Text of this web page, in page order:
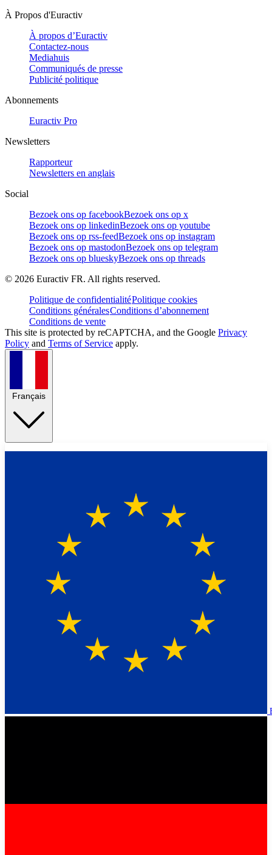
À Propos d'Euractiv
À propos d’Euractiv
Contactez-nous
Mediahuis
Communiqués de presse
Publicité politique
Abonnements
Euractiv Pro
Newsletters
Rapporteur
Newsletters en anglais
Social
Bezoek ons op facebookBezoek ons op x
Bezoek ons op linkedinBezoek ons op youtube
Bezoek ons op rss-feedBezoek ons op instagram
Bezoek ons op mastodonBezoek ons op telegram
Bezoek ons op blueskyBezoek ons op threads
© 2026 Euractiv FR. All rights reserved.
Politique de confidentialitéPolitique cookies
Conditions généralesConditions d’abonnement
Conditions de vente
This site is protected by reCAPTCHA, and the Google Privacy
Policy and Terms of Service apply.
Français